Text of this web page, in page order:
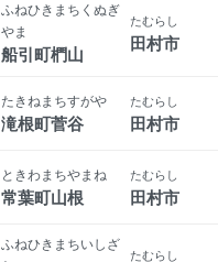
ふねひきまちくぬぎ
やま
船引町椚山
たむらし
田村市
たきねまちすがや
滝根町菅谷
たむらし
田村市
ときわまちやまね
常葉町山根
たむらし
田村市
ふねひきまちいしざ
たむらし